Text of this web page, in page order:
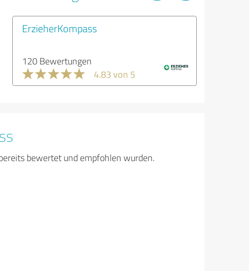
ErzieherKompass
120 Bewertungen
4.83 von 5
bewertet und empfohlen wurden.